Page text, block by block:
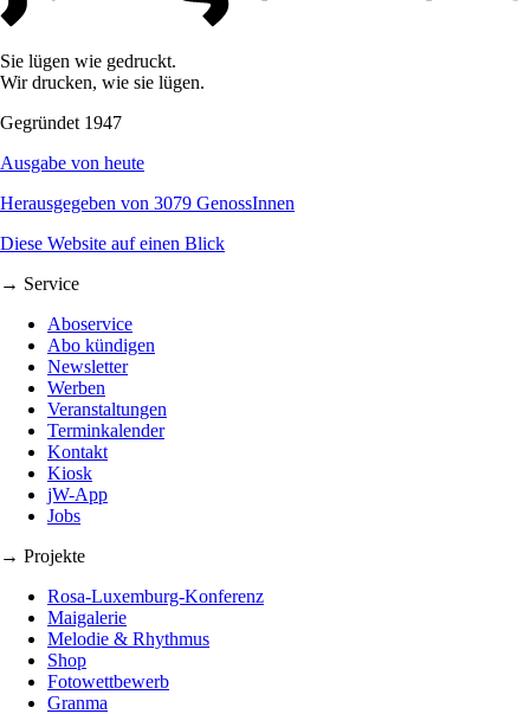
Sie lügen wie gedruckt.
Wir drucken, wie sie lügen.
Gegründet 1947
Ausgabe von heute
Herausgegeben von 3079 GenossInnen
Diese Website auf einen Blick
→ Service
Aboservice
Abo kündigen
Newsletter
Werben
Veranstaltungen
Terminkalender
Kontakt
Kiosk
jW-App
Jobs
→ Projekte
Rosa-Luxemburg-Konferenz
Maigalerie
Melodie & Rhythmus
Shop
Fotowettbewerb
Granma